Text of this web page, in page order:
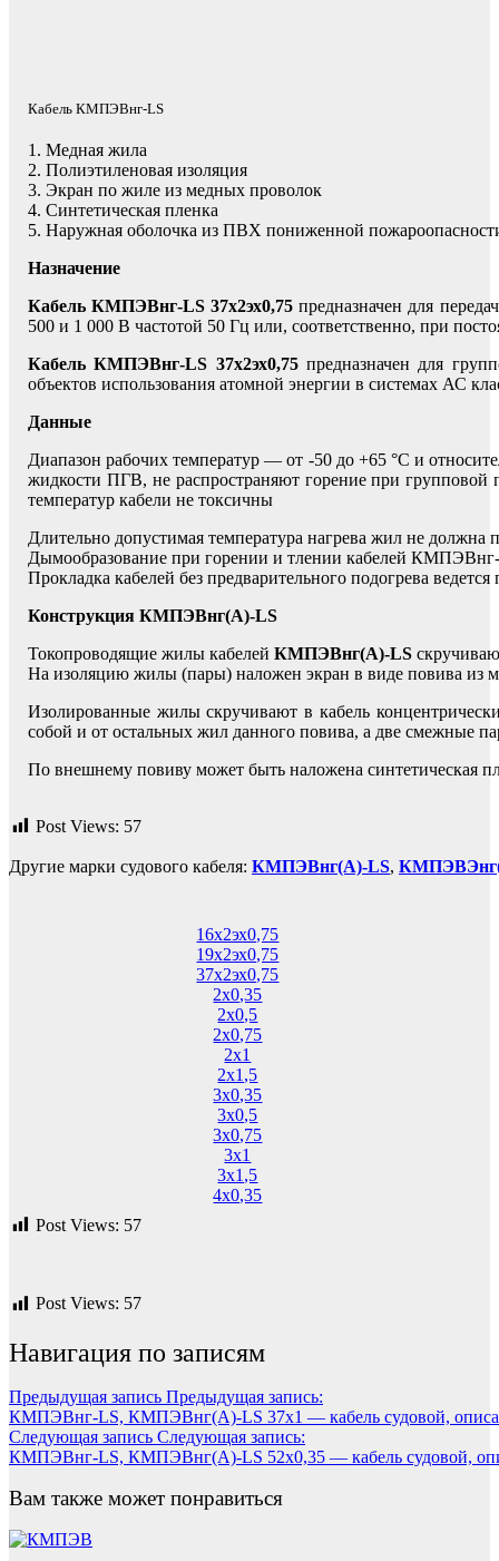
Кабель КМПЭВнг-LS
1. Медная жила
2. Полиэтиленовая изоляция
3. Экран по жиле из медных проволок
4. Синтетическая пленка
5. Наружная оболочка из ПВХ пониженной
Назначение
Кабель КМПЭВнг-LS 37х2эх0,75 предназначен для
500 и 1 000 В частотой 50 Гц или, соответственно, при
Кабель КМПЭВнг-LS 37х2эх0,75предназначен для
объектов использования атомной энергии в системах АС
Данные
Диапазон рабочих температур — от -50 до +65 °С и
жидкости ПГВ, не распространяют горение при групповой
температур кабели не токсичны
Длительно допустимая температура нагрева жил не должна
Дымообразование при горении и тлении кабелей
Прокладка кабелей без предварительного подогрева
Конструкция КМПЭВнг(А)-LS
Токопроводящие жилы кабелей КМПЭВнг(А)-LS
На изоляцию жилы (пары) наложен экран в виде повива из
Изолированные жилы скручивают в кабель
собой и от остальных жил данного повива, а две смежные
По внешнему повиву может быть наложена синтетическая
Post Views: 57
Другие марки судового кабеля: КМПЭВнг(А)-LS,
16х2эх0,75
19х2эх0,75
37х2эх0,75
2х0,35
2х0,5
2х0,75
2х1
2х1,5
3х0,35
3х0,5
3х0,75
3х1
3х1,5
4х0,35
Post Views: 57
Post Views: 57
Навигация по записям
Предыдущая запись Предыдущая запись:
КМПЭВнг-LS, КМПЭВнг(А)-LS 37х1 — кабель судовой,
Следующая запись Следующая запись:
КМПЭВнг-LS, КМПЭВнг(А)-LS 52х0,35 — кабель судовой,
Вам также может понравиться